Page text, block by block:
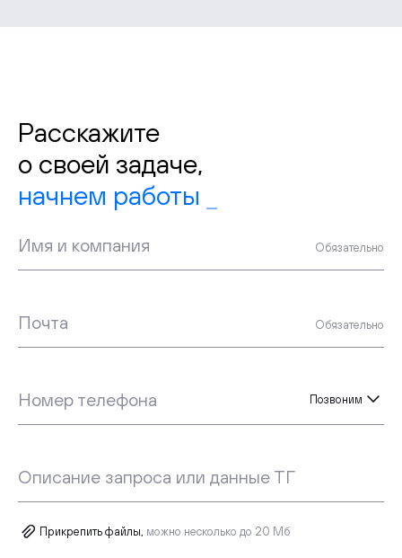
Расскажите
о своей задаче,
Имя и компания Обязательно
Почта Обязательно
Номер телефона Позвоним
Описание запроса или данные ТГ
Прикрепить файлы, можно несколько до 20 Мб